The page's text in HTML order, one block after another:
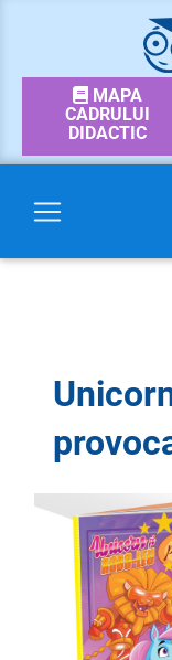
MAPA
CADRULUI
DIDACTIC